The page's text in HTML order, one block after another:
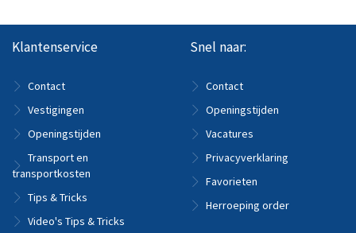
Klantenservice
Contact
Vestigingen
Openingstijden
Transport en
transportkosten
Tips & Tricks
Video's Tips & Tricks
Snel naar:
Contact
Openingstijden
Vacatures
Privacyverklaring
Favorieten
Herroeping order